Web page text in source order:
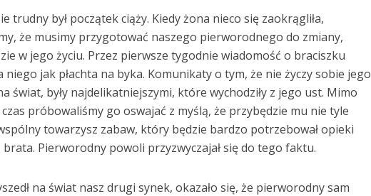
trudny był początek ciąży. Kiedy żona nieco się zaokrągliła,
że musimy przygotować naszego pierworodnego do zmiany,
w jego życiu. Przez pierwsze tygodnie wiadomość o braciszku
niego jak płachta na byka. Komunikaty o tym, że nie życzy sobie jego
świat, były najdelikatniejszymi, które wychodziły z jego ust. Mimo
czas próbowaliśmy go oswajać z myślą, że przybędzie mu nie tyle
towarzysz zabaw, który będzie bardzo potrzebował opieki
Pierworodny powoli przyzwyczajał się do tego faktu.
na świat nasz drugi synek, okazało się, że pierworodny sam